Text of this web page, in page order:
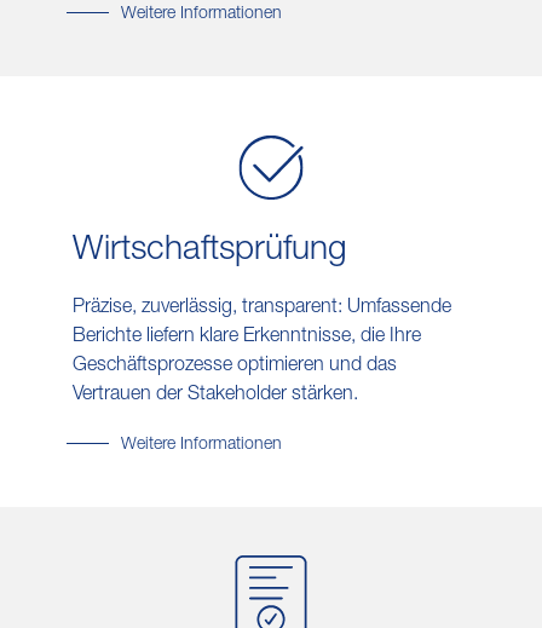
Wirtschafts​prüfung
Präzise, zuverlässig, transparent: Umfassende
Berichte liefern klare Erkenntnisse, die Ihre
Geschäftsprozesse optimieren und das
Vertrauen der Stakeholder stärken.
Weitere Informationen
Weitere Informationen